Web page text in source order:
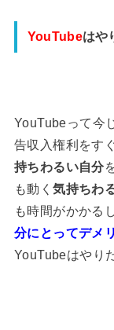
YouTubeはや
YouTubeって今
告収入権利をす
持ちわるい自分
も動く気持ちわ
も時間がかかる
分にとってデメ
YouTubeはやり